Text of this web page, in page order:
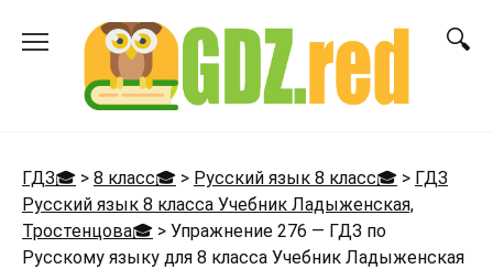
ГДЗ🎓 > 8 класс🎓 > Русский язык 8 класс🎓 > ГДЗ
Русский язык 8 класса Учебник Ладыженская,
Тростенцова🎓 > Упражнение 276 — ГДЗ по
Русскому языку для 8 класса Учебник Ладыженская